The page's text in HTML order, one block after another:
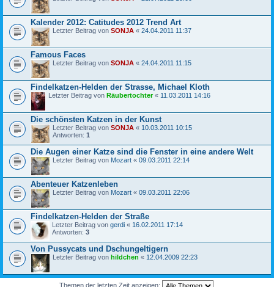
Kalender 2012: Catitudes 2012 Trend Art
Letzter Beitrag von SONJA « 24.04.2011 11:37
Famous Faces
Letzter Beitrag von SONJA « 24.04.2011 11:15
Findelkatzen-Helden der Strasse, Michael Kloth
Letzter Beitrag von Räubertochter« 11.03.2011 14:16
Die schönsten Katzen in der Kunst
Letzter Beitrag von SONJA « 10.03.2011 10:15
Antworten: 1
Die Augen einer Katze sind die Fenster in eine andere Welt
Letzter Beitrag von Mozart « 09.03.2011 22:14
Abenteuer Katzenleben
Letzter Beitrag von Mozart « 09.03.2011 22:06
Findelkatzen-Helden der Straße
Letzter Beitrag von gerdi « 16.02.2011 17:14
Antworten: 3
Von Pussycats und Dschungeltigern
Letzter Beitrag von hildchen « 12.04.2009 22:23
Themen der letzten Zeit anzeigen: